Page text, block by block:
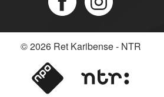
© 2026 Ret Karibense - NTR